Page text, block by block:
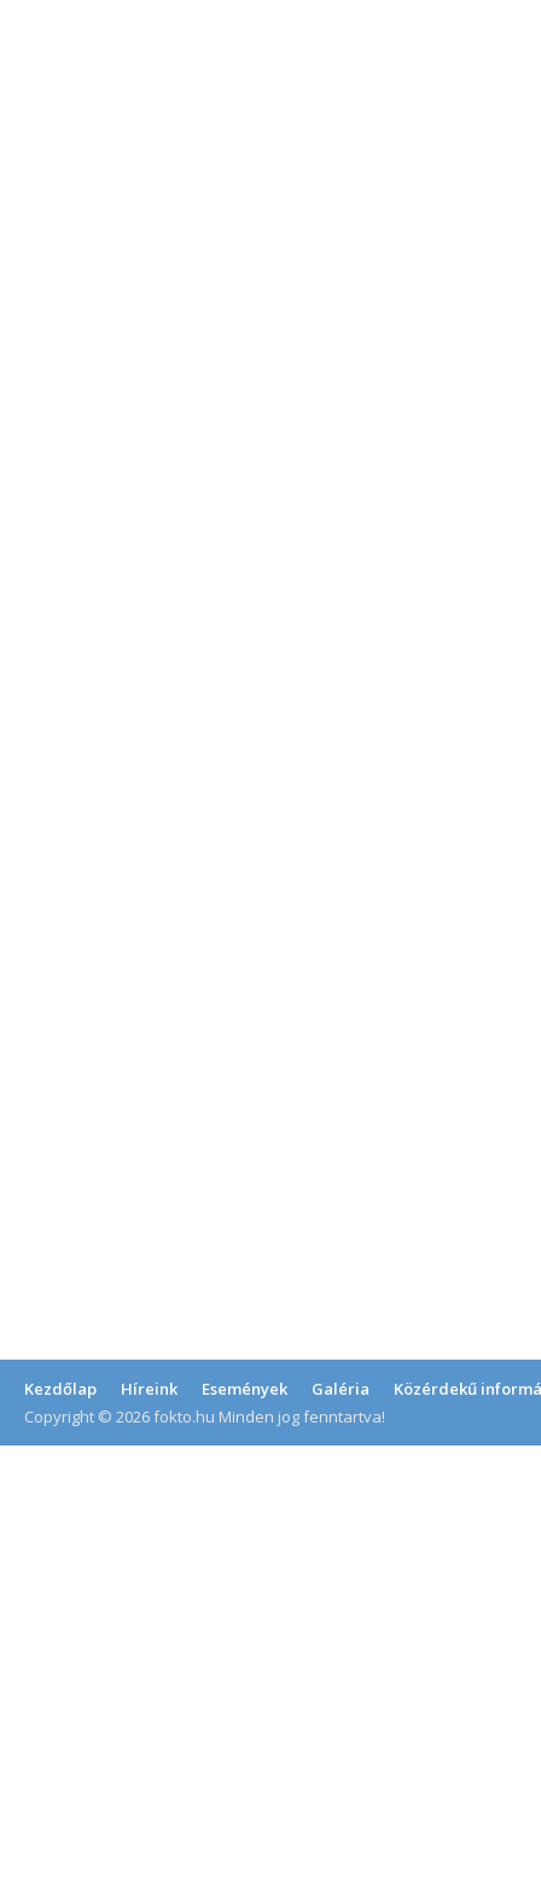
Kezdőlap Híreink Események Galéria
Közérdekű
Copyright © 2026 fokto.hu Minden jog fenntartva!